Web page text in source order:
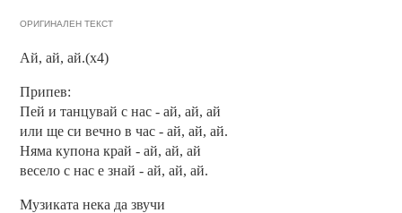
ОРИГИНАЛЕН ТЕКСТ
Ай, ай, ай.(x4)
Припев:
Пей и танцувай с нас - ай, ай, ай
или ще си вечно в час - ай, ай, ай.
Няма купона край - ай, ай, ай
весело с нас е знай - ай, ай, ай.
Музиката нека да звучи